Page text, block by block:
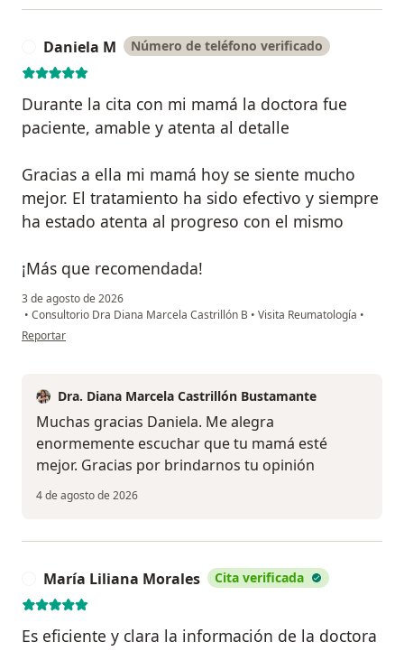
Daniela M Número de teléfono verificado
Durante la cita con mi mamá la doctora fue
paciente, amable y atenta al detalle
Gracias a ella mi mamá hoy se siente mucho
mejor. El tratamiento ha sido efectivo y siempre
ha estado atenta al progreso con el mismo
¡Más que recomendada!
3 de agosto de 2026
• Consultorio Dra Diana Marcela Castrillón B • Visita Reumatología •
en opinión del usuario Daniela M
Reportar
Dra. Diana Marcela Castrillón Bustamante
Muchas gracias Daniela. Me alegra
enormemente escuchar que tu mamá esté
mejor. Gracias por brindarnos tu opinión
4 de agosto de 2026
María Liliana Morales Cita verificada
Es eficiente y clara la información de la doctora